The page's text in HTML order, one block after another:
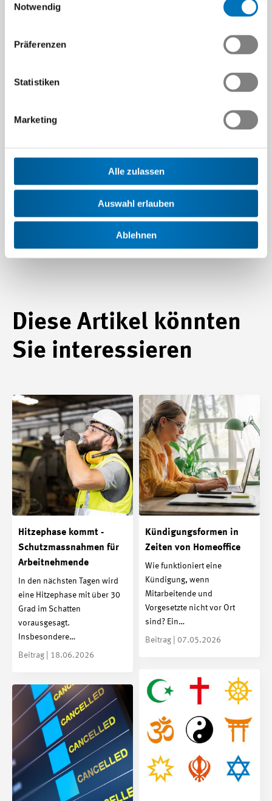
Notwendig
Präferenzen
Statistiken
Marketing
Alle zulassen
Auswahl erlauben
Ablehnen
12.11.2026
Let's talk about Tech-Career
und Karriereplanung.
Diese Artikel könnten
Sie interessieren
Hitzephase kommt -
Schutzmassnahmen für
Arbeitnehmende
In den nächsten Tagen wird
eine Hitzephase mit über 30
Grad im Schatten
vorausgesagt.
Insbesondere…
Beitrag | 18.06.2026
Kündigungsformen in
Zeiten von Homeoffice
Wie funktioniert eine
Kündigung, wenn
Mitarbeitende und
Vorgesetzte nicht vor Ort
sind? Ein…
Beitrag | 07.05.2026